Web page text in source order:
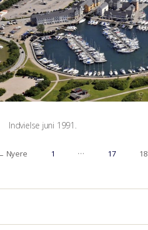
Indvielse juni 1991.
Nyere 1 … 17 18